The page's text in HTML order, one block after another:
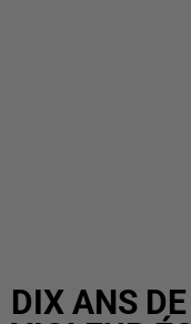
DIX ANS